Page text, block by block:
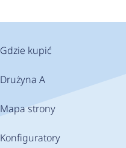
Gdzie kupić
Drużyna A
Mapa strony
Konfiguratory